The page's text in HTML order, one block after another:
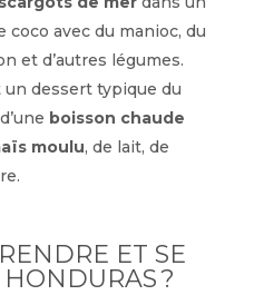
coco avec du manioc, du
et d’autres légumes.
un dessert typique du
boisson chaude
moulu, de lait, de
ET SE
?